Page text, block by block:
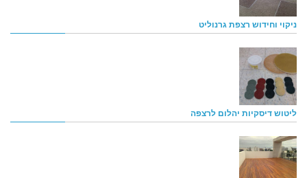
ניקוי וחידוש רצפת גרנוליט
ליטוש דיסקיות יהלום לרצפה